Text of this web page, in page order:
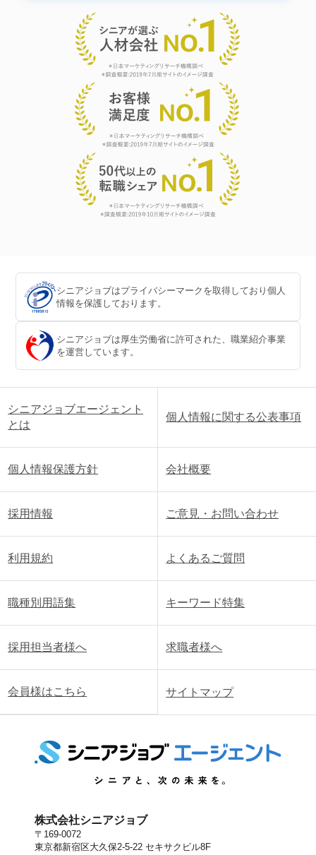
シニアジョブはプライバシーマークを取得しており個人
情報を保護しております。
シニアジョブは厚生労働省に許可された、職業紹介事業
を運営しています。
シニアジョブエージェント
とは
個人情報に関する公表事項
個人情報保護方針 会社概要
採用情報 ご意見・お問い合わせ
利用規約 よくあるご質問
職種別用語集 キーワード特集
採用担当者様へ 求職者様へ
会員様はこちら サイトマップ
株式会社シニアジョブ
〒169-0072
東京都新宿区大久保2-5-22 セキサクビル8F